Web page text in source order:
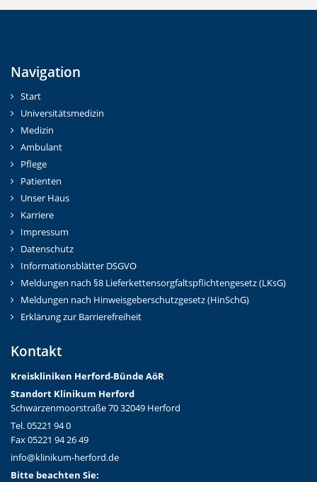
Navigation
Start
Universitätsmedizin
Medizin
Ambulant
Pflege
Patienten
Unser Haus
Karriere
Impressum
Datenschutz
Informationsblätter DSGVO
Meldungen nach §8 Lieferkettensorgfaltspflichtengesetz (LKsG)
Meldungen nach Hinweisgeberschutzgesetz (HinSchG)
Erklärung zur Barrierefreiheit
Kontakt
Kreiskliniken Herford-Bünde AöR
Standort Klinikum Herford
Schwarzenmoorstraße 70 32049 Herford
Tel. 05221 94 0
Fax 05221 94 26 49
info@klinikum-herford.de
Bitte beachten Sie: